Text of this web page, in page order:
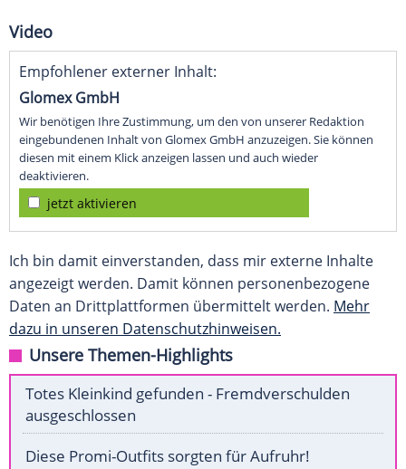
Video
Empfohlener externer Inhalt:
Glomex GmbH
Wir benötigen Ihre Zustimmung, um den von unserer Redaktion
eingebundenen Inhalt von Glomex GmbH anzuzeigen. Sie können
diesen mit einem Klick anzeigen lassen und auch wieder
deaktivieren.
jetzt aktivieren
Ich bin damit einverstanden, dass mir externe Inhalte
angezeigt werden. Damit können personenbezogene
Daten an Drittplattformen übermittelt werden. Mehr
dazu in unseren Datenschutzhinweisen.
Unsere Themen-Highlights
Totes Kleinkind gefunden - Fremdverschulden
ausgeschlossen
Diese Promi-Outfits sorgten für Aufruhr!